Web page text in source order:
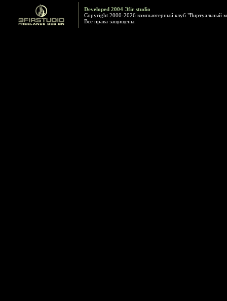
Developed 2004 Эfir studio
Copyright 2000-2026 компьютерный клуб "Виртуальный
Все права защищены.